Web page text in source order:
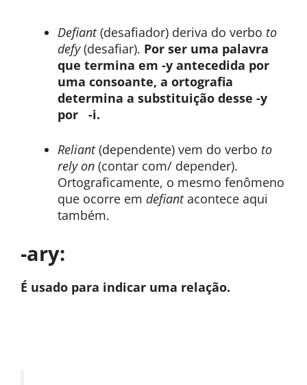
Defiant(desafiador) deriva do verbo to
defy(desafiar). Por ser uma palavra
que termina em -y antecedida por
uma consoante, a ortografia
determina a substituição desse -y
por -i.
Reliant(dependente) vem do verbo to
rely on (contar com/ depender).
Ortograficamente, o mesmo fenômeno
que ocorre em defiantacontece aqui
também.
-ary:
É usado para indicar uma relação.